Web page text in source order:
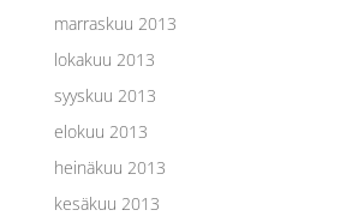
marraskuu 2013
lokakuu 2013
syyskuu 2013
elokuu 2013
heinäkuu 2013
kesäkuu 2013